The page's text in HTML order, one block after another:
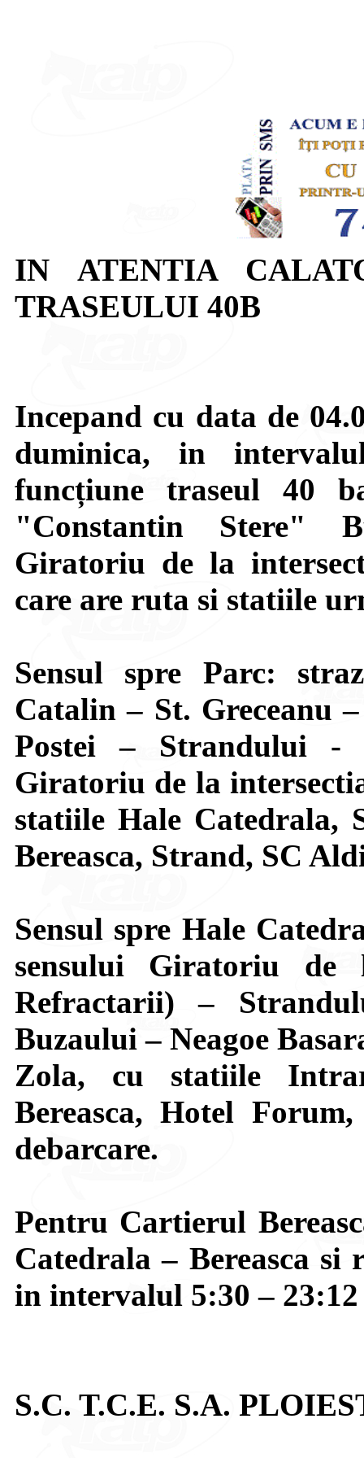
IN ATENTIA
TRASEULUI 40B
Incepand cu data de
duminica, in
funcțiune traseul 40
"Constantin Stere"
Giratoriu de la
care are ruta si statiile
Sensul spre Parc:
Catalin – St. Greceanu
Postei – Strandului -
Giratoriu de la
statiile Hale Catedrala,
Bereasca, Strand, SC
Sensul spre Hale
sensului Giratoriu
Refractarii) –
Buzaului – Neagoe
Zola, cu statiile
Bereasca, Hotel
debarcare.
Pentru Cartierul
Catedrala – Bereasca
in intervalul 5:30 – 23:12
S.C. T.C.E. S.A.